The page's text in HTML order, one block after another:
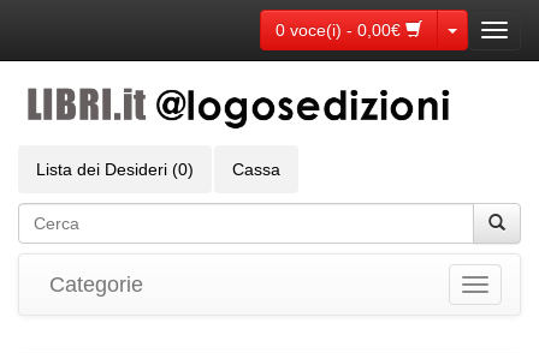
0 voce(i) - 0,00€ Toggle
Lista dei Desideri (0) Cassa
Toggle
Categorie